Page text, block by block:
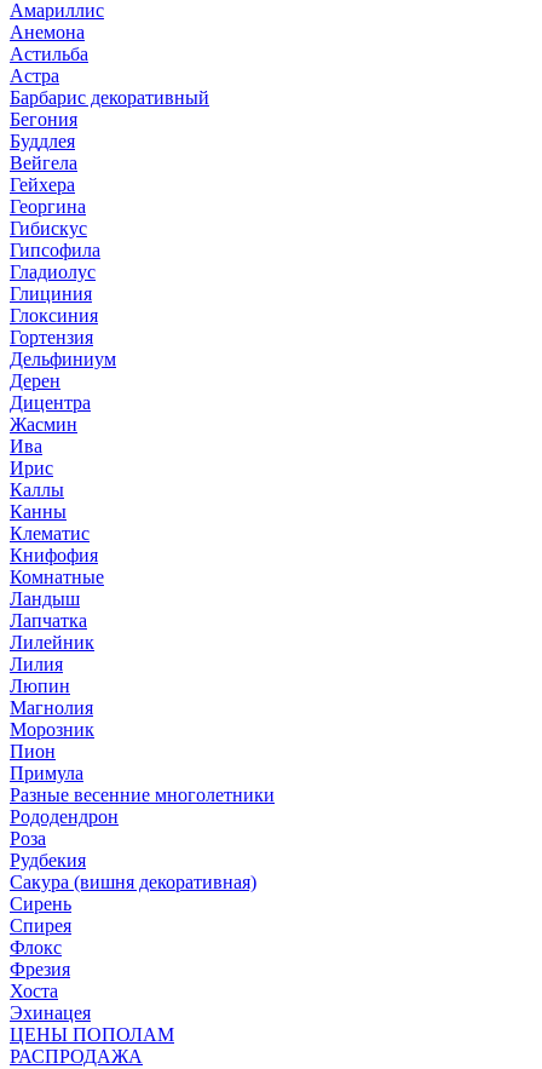
Амариллис
Анемона
Астильба
Астра
Барбарис декоративный
Бегония
Буддлея
Вейгела
Гейхера
Георгина
Гибискус
Гипсофила
Гладиолус
Глициния
Глоксиния
Гортензия
Дельфиниум
Дерен
Дицентра
Жасмин
Ива
Ирис
Каллы
Канны
Клематис
Книфофия
Комнатные
Ландыш
Лапчатка
Лилейник
Лилия
Люпин
Магнолия
Морозник
Пион
Примула
Разные весенние многолетники
Рододендрон
Роза
Рудбекия
Сакура (вишня декоративная)
Сирень
Спирея
Флокс
Фрезия
Хоста
Эхинацея
ЦЕНЫ ПОПОЛАМ
РАСПРОДАЖА